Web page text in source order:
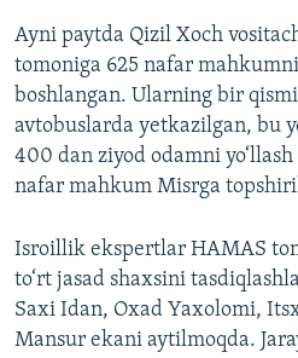
Ayni paytda Qizil Xoch
tomoniga 625 nafar
boshlangan. Ularning bir qismi
avtobuslarda yetkazilgan, bu
400 dan ziyod odamni
nafar mahkum Misrga
Isroillik ekspertlar HAMAS
to‘rt jasad shaxsini
Saxi Idan, Oxad Yaxolomi,
Mansur ekani aytilmoqda.